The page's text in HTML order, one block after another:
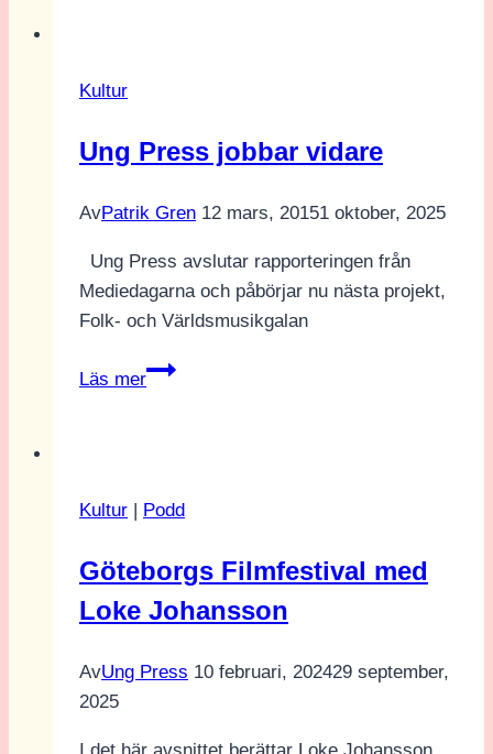
Kultur
Ung Press jobbar vidare
AvPatrik Gren 12 mars, 20151 oktober, 2025
Ung Press avslutar rapporteringen från
Mediedagarna och påbörjar nu nästa projekt,
Folk- och Världsmusikgalan
Läs mer
Ung
Kultur Podd
Göteborgs Filmfestival med
Loke Johansson
AvUng Press 10 februari, 202429 september,
2025